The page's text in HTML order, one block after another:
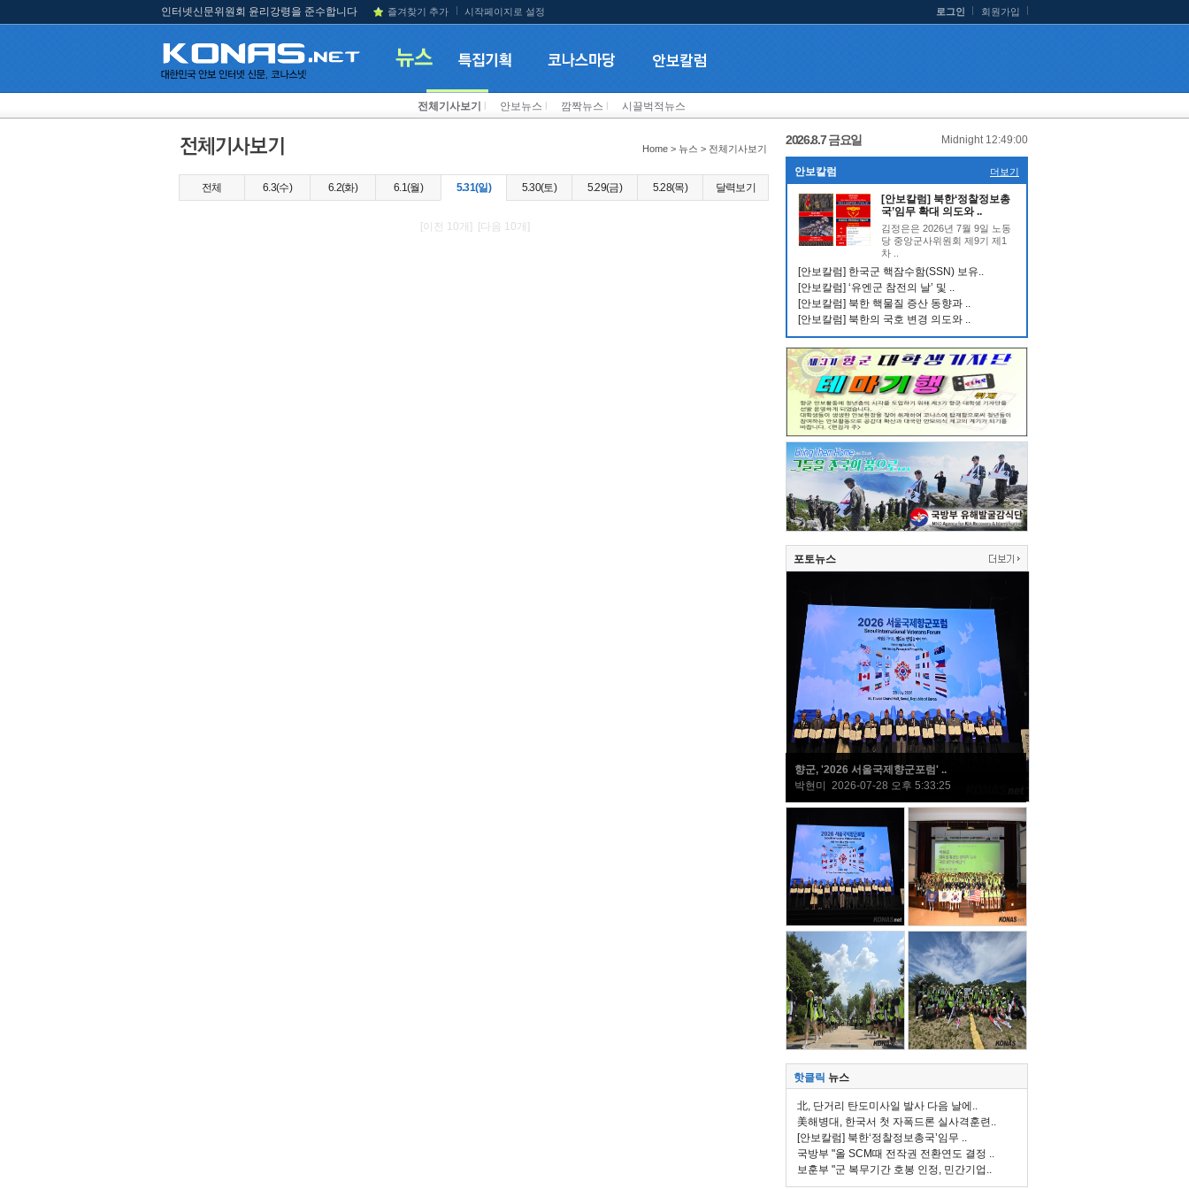
인터넷신문위원회 윤리강령을 준수합니다 즐겨찾기 추가 시작페이지로 설정 로그인 회원가입
전체기사보기 안보뉴스 깜짝뉴스 시끌벅적뉴스
Home > 뉴스 > 전체기사보기
전체 6.3(수) 6.2(화) 6.1(월) 5.31(일) 5.30(토) 5.29(금) 5.28(목) 달력보기
[이전 10개] [다음 10개]
2026.8.7 금요일 Midnight 12:49:00
안보칼럼 더보기
[안보칼럼] 북한‘정찰정보총
국’임무 확대 의도와 ..
김정은은 2026년 7월 9일 노동
당 중앙군사위원회 제9기 제1
차 ..
[안보칼럼] 한국군 핵잠수함(SSN) 보유..
[안보칼럼] ‘유엔군 참전의 날’ 및 ..
[안보칼럼] 북한 핵물질 증산 동향과 ..
[안보칼럼] 북한의 국호 변경 의도와 ..
포토뉴스
향군, '2026 서울국제향군포럼' ..
박현미 2026-07-28 오후 5:33:25
핫클릭 뉴스
北, 단거리 탄도미사일 발사 다음 날에..
美해병대, 한국서 첫 자폭드론 실사격훈련..
[안보칼럼] 북한‘정찰정보총국’임무 ..
국방부 "올 SCM때 전작권 전환연도 결정 ..
보훈부 "군 복무기간 호봉 인정, 민간기업..